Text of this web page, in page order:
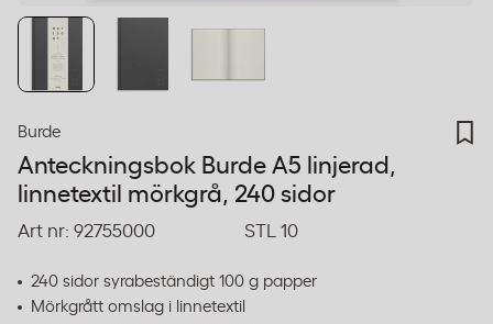
Burde
Anteckningsbok Burde A5 linjerad,
linnetextil mörkgrå, 240 sidor
Art nr: 92755000 STL 10
240 sidor syrabeständigt 100 g papper
Mörkgrått omslag i linnetextil